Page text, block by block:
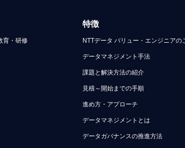
育・研修
特徴
NTTデータ バリュー・エンジニアの
データマネジメント手法
課題と解決方法の紹介
見積～開始までの手順
進め方・アプローチ
データマネジメントとは
データガバナンスの推進方法